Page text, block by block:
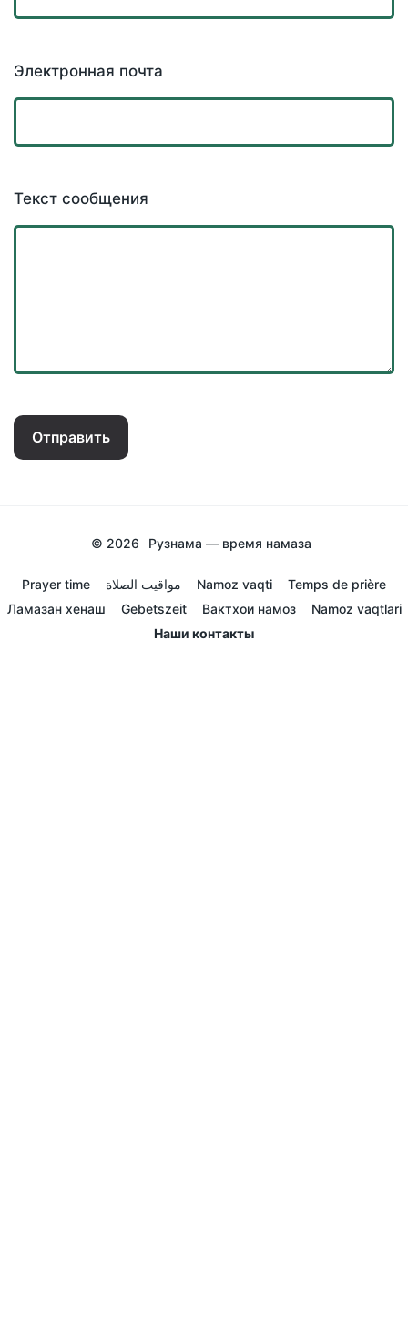
Электронная почта
Текст сообщения
Отправить
© 2026 Рузнама — время намаза
Prayer time مواقيت الصلاة Namoz vaqti
Temps de prière
Ламазан хенаш
Gebetszeit Вактхои намоз
Namoz vaqtlari
Наши контакты